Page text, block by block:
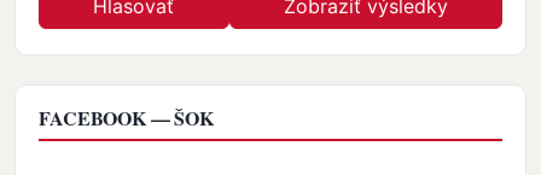
FACEBOOK — ŠOK